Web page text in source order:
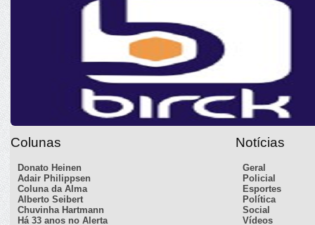
Colunas
Donato Heinen
Adair Philippsen
Coluna da Alma
Alberto Seibert
Chuvinha Hartmann
Há 33 anos no Alerta
Notícias
Geral
Policial
Esportes
Política
Social
Vídeos